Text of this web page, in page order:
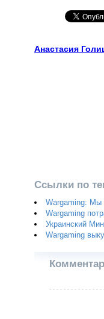
Анастасия
Ссылки по
Wargaming: Мы
Wargaming
Украинский
Wargaming